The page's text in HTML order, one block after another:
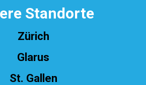
Standorte
Zürich
Glarus
St. Gallen